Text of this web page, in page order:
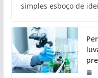
simples esboço de